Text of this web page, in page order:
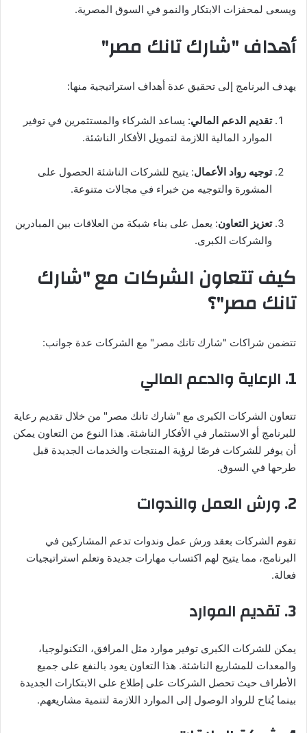
ويسعى لمحفزات الابتكار والنمو في السوق المصرية.
أهداف "شارك تانك مصر"
يهدف البرنامج إلى تحقيق عدة أهداف استراتيجية منها:
تقديم الدعم المالي: يساعد الشركاء والمستثمرين في توفير
الموارد المالية اللازمة لتمويل الأفكار الناشئة.
توجيه رواد الأعمال: يتيح للشركات الناشئة الحصول على
المشورة والتوجيه من خبراء في مجالات متنوعة.
تعزيز التعاون: يعمل على بناء شبكة من العلاقات بين المبادرين
والشركات الكبرى.
كيف تتعاون الشركات مع "شارك
تانك مصر"؟
تتضمن شراكات "شارك تانك مصر" مع الشركات عدة جوانب:
1. الرعاية والدعم المالي
تتعاون الشركات الكبرى مع "شارك تانك مصر" من خلال تقديم رعاية
للبرنامج أو الاستثمار في الأفكار الناشئة. هذا النوع من التعاون يمكن
أن يوفر للشركات فرصًا لرؤية المنتجات والخدمات الجديدة قبل
طرحها في السوق.
2. ورش العمل والندوات
تقوم الشركات بعقد ورش عمل وندوات تدعم المشاركين في
البرنامج، مما يتيح لهم اكتساب مهارات جديدة وتعلم استراتيجيات
فعالة.
3. تقديم الموارد
يمكن للشركات الكبرى توفير موارد مثل المرافق، التكنولوجيا،
والمعدات للمشاريع الناشئة. هذا التعاون يعود بالنفع على جميع
الأطراف حيث تحصل الشركات على إطلاع على الابتكارات الجديدة
بينما يُتاح للرواد الوصول إلى الموارد اللازمة لتنمية مشاريعهم.